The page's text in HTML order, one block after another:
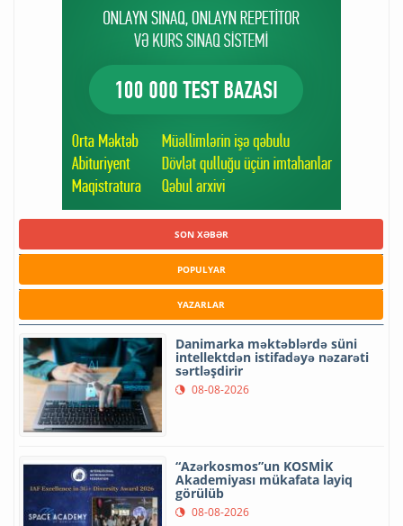
SON XƏBƏR
POPULYAR
YAZARLAR
Danimarka məktəblərdə süni
intellektdən istifadəyə nəzarəti
sərtləşdirir
08-08-2026
“Azərkosmos”un KOSMİK
Akademiyası mükafata layiq
görülüb
08-08-2026